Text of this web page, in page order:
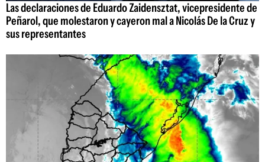
Las declaraciones de Eduardo Zaidensztat, vicepresidente de
Peñarol, que molestaron y cayeron mal a Nicolás De la Cruz y
sus representantes